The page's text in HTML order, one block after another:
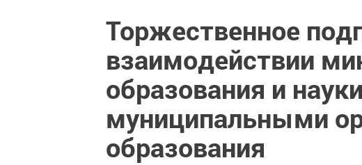
Торжественное
взаимодействии
образования и
муниципальными
образования